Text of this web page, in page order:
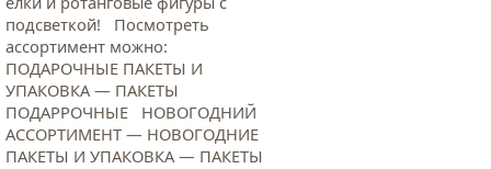
подсветкой! Посмотреть
ассортимент можно:
ПОДАРОЧНЫЕ ПАКЕТЫ И
УПАКОВКА — ПАКЕТЫ
ПОДАРРОЧНЫЕ НОВОГОДНИЙ
АССОРТИМЕНТ — НОВОГОДНИЕ
ПАКЕТЫ И УПАКОВКА — ПАКЕТЫ